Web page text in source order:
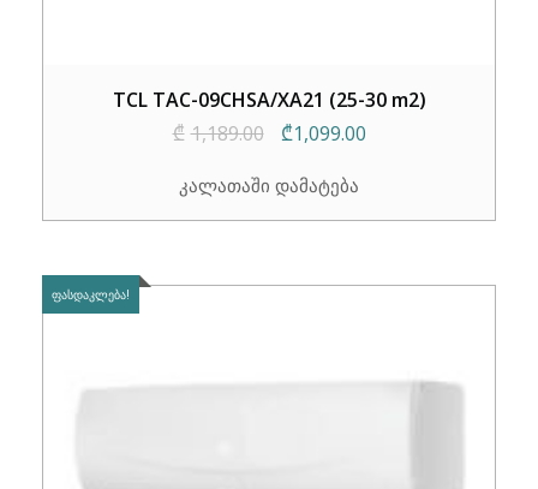
TCL TAC-09CHSA/XA21 (25-30 m2)
₾ 1,189.00
Original
was:
₾1,099.00Current
კალათაში დამატება
ᲤᲐᲡᲓᲐᲙᲚᲔᲑᲐ!